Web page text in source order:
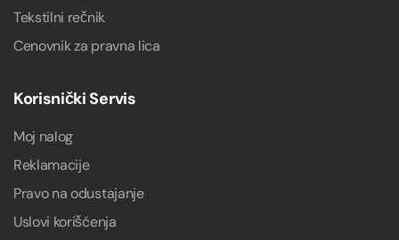
Tekstilni rečnik
Cenovnik za pravna lica
Korisnički Servis
Moj nalog
Reklamacije
Pravo na odustajanje
Uslovi korišćenja